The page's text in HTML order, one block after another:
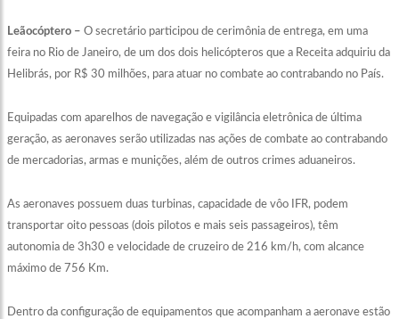
Leãocóptero – O secretário participou de cerimônia de entrega, em uma
feira no Rio de Janeiro, de um dos dois helicópteros que a Receita adquiriu da
Helibrás, por R$ 30 milhões, para atuar no combate ao contrabando no País.
Equipadas com aparelhos de navegação e vigilância eletrônica de última
geração, as aeronaves serão utilizadas nas ações de combate ao contrabando
de mercadorias, armas e munições, além de outros crimes aduaneiros.
As aeronaves possuem duas turbinas, capacidade de vôo IFR, podem
transportar oito pessoas (dois pilotos e mais seis passageiros), têm
autonomia de 3h30 e velocidade de cruzeiro de 216 km/h, com alcance
máximo de 756 Km.
Dentro da configuração de equipamentos que acompanham a aeronave estão